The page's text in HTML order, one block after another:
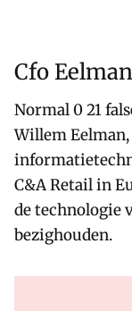
Cfo
Normal 0 21
Willem
C&A Retail in
de technologie
bezighouden.